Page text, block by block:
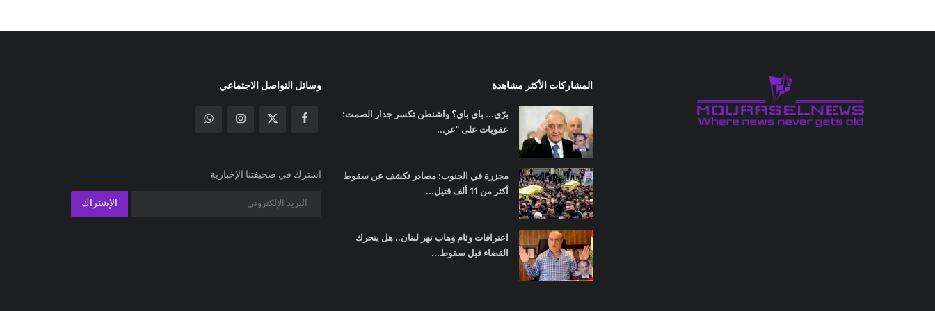
المشاركات الأكثر مشاهدة
برّي... باي باي؟ واشنطن تكسر جدار الصمت:
عقوبات على "عر...
مجزرة في الجنوب: مصادر تكشف عن سقوط
أكثر من 11 ألف قتيل...
اعترافات وئام وهاب تهز لبنان.. هل يتحرك
القضاء قبل سقوط...
وسائل التواصل الاجتماعي
اشترك في صحيفتنا الإخبارية
الإشتراك